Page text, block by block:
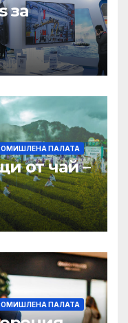
за
ПАЛАТА
от чай –
ПАЛАТА